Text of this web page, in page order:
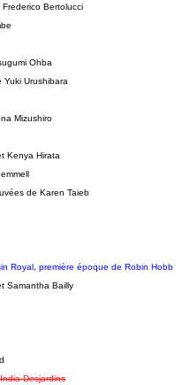
Frederico Bertolucci
Ohba
Yuki Urushibara
Mizushiro
Kenya Hirata
de Karen Taieb
Royal, première époque de Robin Hobb
Samantha Bailly
Desjardins